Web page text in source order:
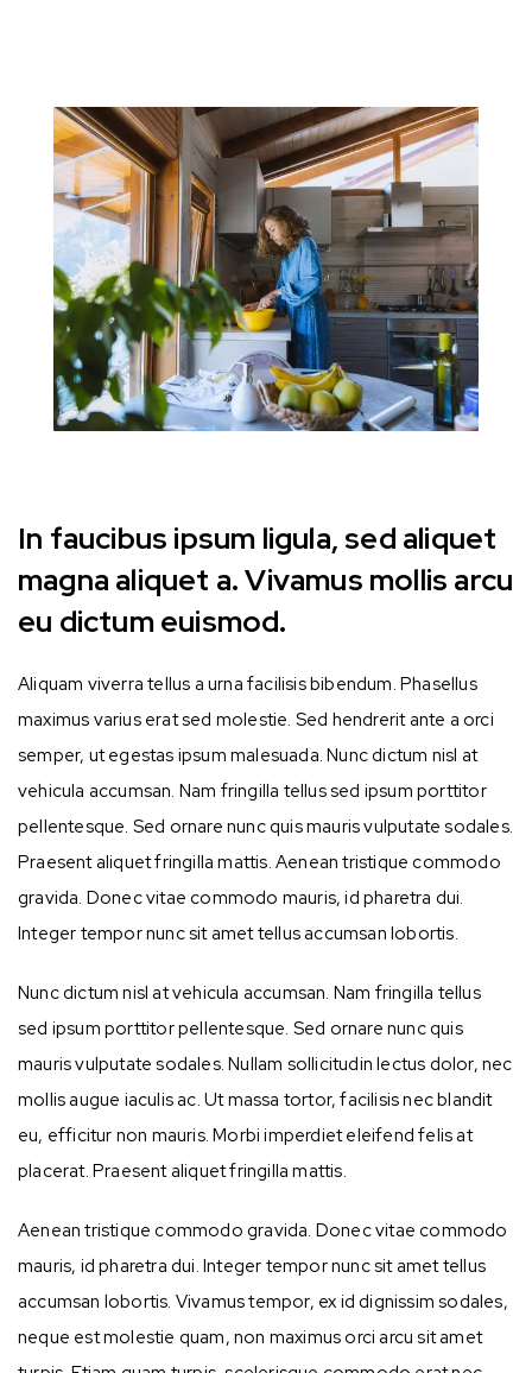
In faucibus ipsum ligula, sed aliquet
magna aliquet a. Vivamus mollis arcu
eu dictum euismod.
Aliquam viverra tellus a urna facilisis bibendum. Phasellus
maximus varius erat sed molestie. Sed hendrerit ante a orci
semper, ut egestas ipsum malesuada. Nunc dictum nisl at
vehicula accumsan. Nam fringilla tellus sed ipsum porttitor
pellentesque. Sed ornare nunc quis mauris vulputate sodales.
Praesent aliquet fringilla mattis. Aenean tristique commodo
gravida. Donec vitae commodo mauris, id pharetra dui.
Integer tempor nunc sit amet tellus accumsan lobortis.
Nunc dictum nisl at vehicula accumsan. Nam fringilla tellus
sed ipsum porttitor pellentesque. Sed ornare nunc quis
mauris vulputate sodales. Nullam sollicitudin lectus dolor, nec
mollis augue iaculis ac. Ut massa tortor, facilisis nec blandit
eu, efficitur non mauris. Morbi imperdiet eleifend felis at
placerat. Praesent aliquet fringilla mattis.
Aenean tristique commodo gravida. Donec vitae commodo
mauris, id pharetra dui. Integer tempor nunc sit amet tellus
accumsan lobortis. Vivamus tempor, ex id dignissim sodales,
neque est molestie quam, non maximus orci arcu sit amet